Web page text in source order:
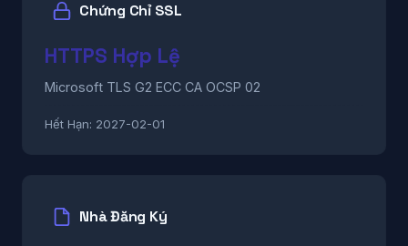
Chứng Chỉ SSL
HTTPS Hợp Lệ
Microsoft TLS G2 ECC CA OCSP 02
Hết Hạn: 2027-02-01
Nhà Đăng Ký